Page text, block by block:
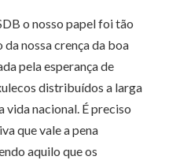
o nosso papel foi tão
nossa crença da boa
pela esperança de
distribuídos a larga
nacional. É preciso
que vale a pena
aquilo que os